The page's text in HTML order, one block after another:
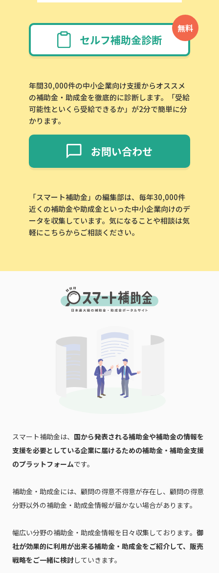
無料
セルフ補助金診断
年間30,000件の中小企業向け支援からオススメ
の補助金・助成金を徹底的に診断します。「受給
可能性といくら受給できるか」が2分で簡単に分
かります。
お問い合わせ
「スマート補助金」の編集部は、毎年30,000件
近くの補助金や助成金といった中小企業向けのデ
ータを収集しています。気になることや相談は気
軽にこちらからご相談ください。
スマート補助金は、 国から発表される補助金や補助金の情報を
支援を必要としている企業に届けるための補助金・補助金支援
のプラットフォームです。
補助金・助成金には、顧問の得意不得意が存在し、顧問の得意
分野以外の補助金・助成金情報が届かない場合があります。
幅広い分野の補助金・助成金情報を日々収集しております。 御
社が効果的に利用が出来る補助金・助成金をご紹介して、販売
戦略をご一緒に検討していきます。